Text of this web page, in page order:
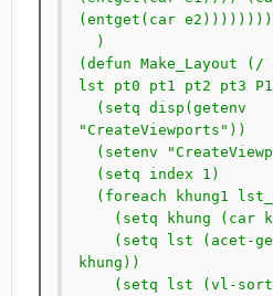
(entget(car e2))))))))
(defun Make_Layout
lst pt0 pt1 pt2 pt3 P1
"CreateViewports"))
khung))
(setq lst (vl-